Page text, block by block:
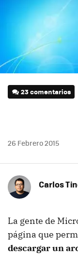
23 comentarios
26 Febrero 2015
Carlos
La gente de
página que
descargar un